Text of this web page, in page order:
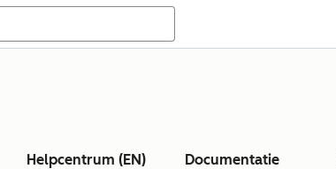
Helpcentrum (EN) Documentatie